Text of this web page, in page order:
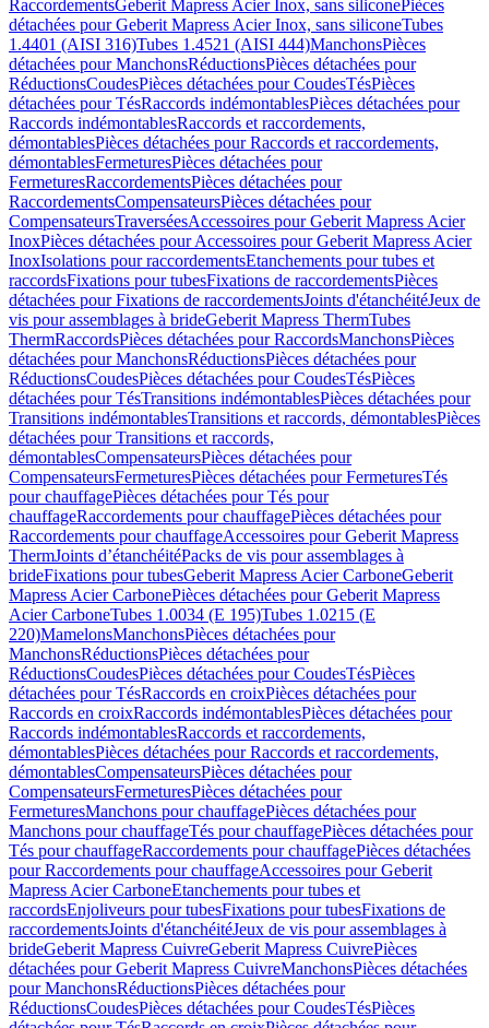
RaccordementsGeberit Mapress Acier Inox, sans siliconePièces
détachées pour Geberit Mapress Acier Inox, sans siliconeTubes
1.4401 (AISI 316)Tubes 1.4521 (AISI 444)ManchonsPièces
détachées pour ManchonsRéductionsPièces détachées pour
RéductionsCoudesPièces détachées pour CoudesTésPièces
détachées pour TésRaccords indémontablesPièces détachées pour
Raccords indémontablesRaccords et raccordements,
démontablesPièces détachées pour Raccords et raccordements,
démontablesFermeturesPièces détachées pour
FermeturesRaccordementsPièces détachées pour
RaccordementsCompensateursPièces détachées pour
CompensateursTraverséesAccessoires pour Geberit Mapress Acier
InoxPièces détachées pour Accessoires pour Geberit Mapress Acier
InoxIsolations pour raccordementsEtanchements pour tubes et
raccordsFixations pour tubesFixations de raccordementsPièces
détachées pour Fixations de raccordementsJoints d'étanchéitéJeux de
vis pour assemblages à brideGeberit Mapress ThermTubes
ThermRaccordsPièces détachées pour RaccordsManchonsPièces
détachées pour ManchonsRéductionsPièces détachées pour
RéductionsCoudesPièces détachées pour CoudesTésPièces
détachées pour TésTransitions indémontablesPièces détachées pour
Transitions indémontablesTransitions et raccords, démontablesPièces
détachées pour Transitions et raccords,
démontablesCompensateursPièces détachées pour
CompensateursFermeturesPièces détachées pour FermeturesTés
pour chauffagePièces détachées pour Tés pour
chauffageRaccordements pour chauffagePièces détachées pour
Raccordements pour chauffageAccessoires pour Geberit Mapress
ThermJoints d’étanchéitéPacks de vis pour assemblages à
brideFixations pour tubesGeberit Mapress Acier CarboneGeberit
Mapress Acier CarbonePièces détachées pour Geberit Mapress
Acier CarboneTubes 1.0034 (E 195)Tubes 1.0215 (E
220)MamelonsManchonsPièces détachées pour
ManchonsRéductionsPièces détachées pour
RéductionsCoudesPièces détachées pour CoudesTésPièces
détachées pour TésRaccords en croixPièces détachées pour
Raccords en croixRaccords indémontablesPièces détachées pour
Raccords indémontablesRaccords et raccordements,
démontablesPièces détachées pour Raccords et raccordements,
démontablesCompensateursPièces détachées pour
CompensateursFermeturesPièces détachées pour
FermeturesManchons pour chauffagePièces détachées pour
Manchons pour chauffageTés pour chauffagePièces détachées pour
Tés pour chauffageRaccordements pour chauffagePièces détachées
pour Raccordements pour chauffageAccessoires pour Geberit
Mapress Acier CarboneEtanchements pour tubes et
raccordsEnjoliveurs pour tubesFixations pour tubesFixations de
raccordementsJoints d'étanchéitéJeux de vis pour assemblages à
brideGeberit Mapress CuivreGeberit Mapress CuivrePièces
détachées pour Geberit Mapress CuivreManchonsPièces détachées
pour ManchonsRéductionsPièces détachées pour
RéductionsCoudesPièces détachées pour CoudesTésPièces